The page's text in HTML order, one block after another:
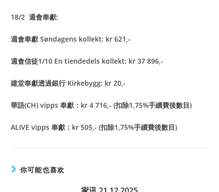
18/2 週會奉獻:
週會奉獻 Søndagens kollekt: kr 621,-
週會信徒1/10 En tiendedels kollekt: kr 37 896,-
建堂奉獻透過銀行 Kirkebygg: kr 20,-
華語(CH) vipps 奉獻：kr 4 716,- (扣除1,75%手續費後數目)
ALIVE vipps 奉獻：kr 505,- (扣除1,75%手續費後數目)
你可能也喜欢